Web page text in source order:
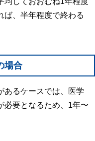
ば、半年程度で終わる
場合
あるケースでは、医学
必要となるため、1年〜